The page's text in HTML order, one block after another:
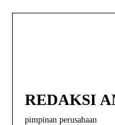
REDAKSI
pimpinan perusahaan